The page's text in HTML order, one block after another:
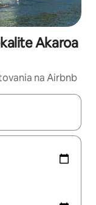
Akaroa
na Airbnb
ich prechádzať